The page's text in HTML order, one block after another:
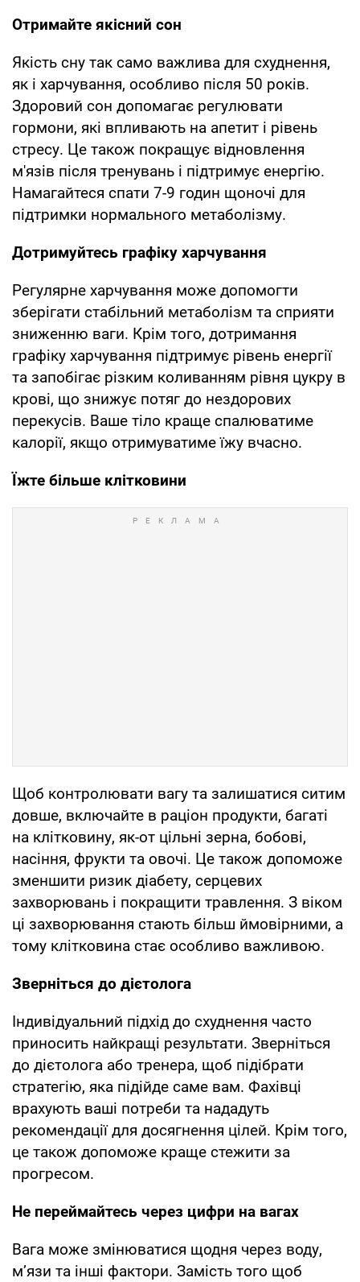
Отримайте якісний сон
Якість сну так само важлива для схуднення,
як і харчування, особливо після 50 років.
Здоровий сон допомагає регулювати
гормони, які впливають на апетит і рівень
стресу. Це також покращує відновлення
м'язів після тренувань і підтримує енергію.
Намагайтеся спати 7-9 годин щоночі для
підтримки нормального метаболізму.
Дотримуйтесь графіку харчування
Регулярне харчування може допомогти
зберігати стабільний метаболізм та сприяти
зниженню ваги. Крім того, дотримання
графіку харчування підтримує рівень енергії
та запобігає різким коливанням рівня цукру в
крові, що знижує потяг до нездорових
перекусів. Ваше тіло краще спалюватиме
калорії, якщо отримуватиме їжу вчасно.
Їжте більше клітковини
Щоб контролювати вагу та залишатися ситим
довше, включайте в раціон продукти, багаті
на клітковину, як-от цільні зерна, бобові,
насіння, фрукти та овочі. Це також допоможе
зменшити ризик діабету, серцевих
захворювань і покращити травлення. З віком
ці захворювання стають більш ймовірними, а
тому клітковина стає особливо важливою.
Зверніться до дієтолога
Індивідуальний підхід до схуднення часто
приносить найкращі результати. Зверніться
до дієтолога або тренера, щоб підібрати
стратегію, яка підійде саме вам. Фахівці
врахують ваші потреби та нададуть
рекомендації для досягнення цілей. Крім того,
це також допоможе краще стежити за
прогресом.
Не переймайтесь через цифри на вагах
Вага може змінюватися щодня через воду,
м’язи та інші фактори. Замість того щоб